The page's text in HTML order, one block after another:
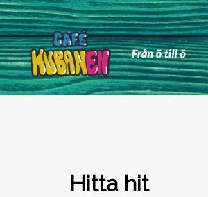
Hitta hit